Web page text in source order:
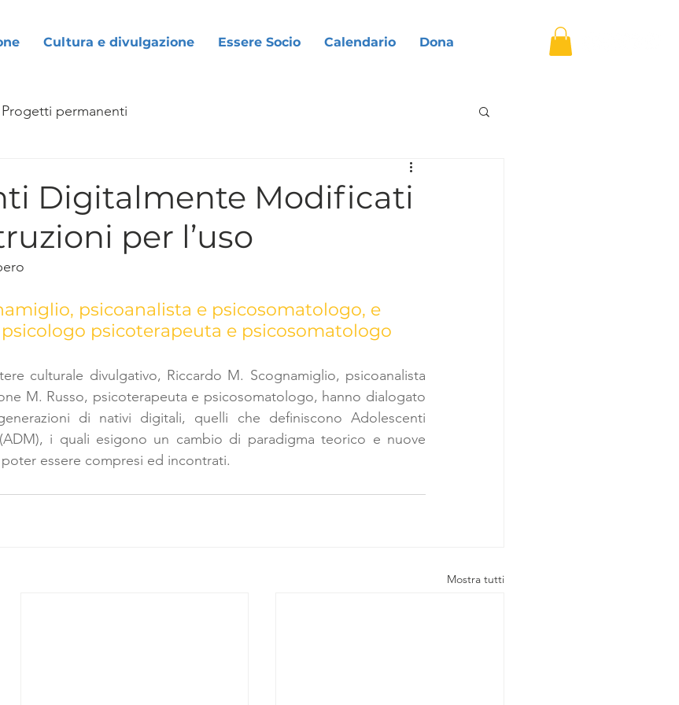
Cultura e divulgazione Essere Socio Calendario Dona
Progetti permanenti
Digitalmente Modificati
per l’uso
psicoanalista e psicosomatologo, e
psicologo psicoterapeuta e psicosomatologo
culturale divulgativo, Riccardo M. Scognamiglio, psicoanalista
M. Russo, psicoterapeuta e psicosomatologo, hanno dialogato
di nativi digitali, quelli che definiscono Adolescenti
i quali esigono un cambio di paradigma teorico e nuove
essere compresi ed incontrati.
Mostra tutti